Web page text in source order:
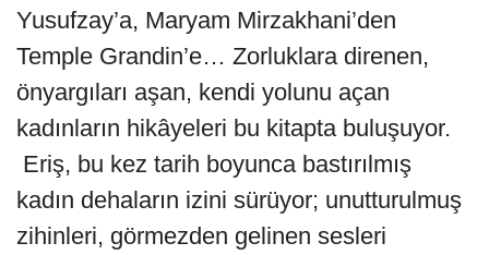
Yusufzay’a, Maryam Mirzakhani’den
Temple Grandin’e… Zorluklara direnen,
önyargıları aşan, kendi yolunu açan
kadınların hikâyeleri bu kitapta buluşuyor.
Eriş, bu kez tarih boyunca bastırılmış
kadın dehaların izini sürüyor; unutturulmuş
zihinleri, görmezden gelinen sesleri